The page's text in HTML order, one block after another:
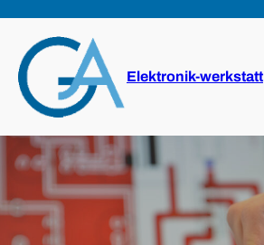
springen
Elektronik-werkstatt